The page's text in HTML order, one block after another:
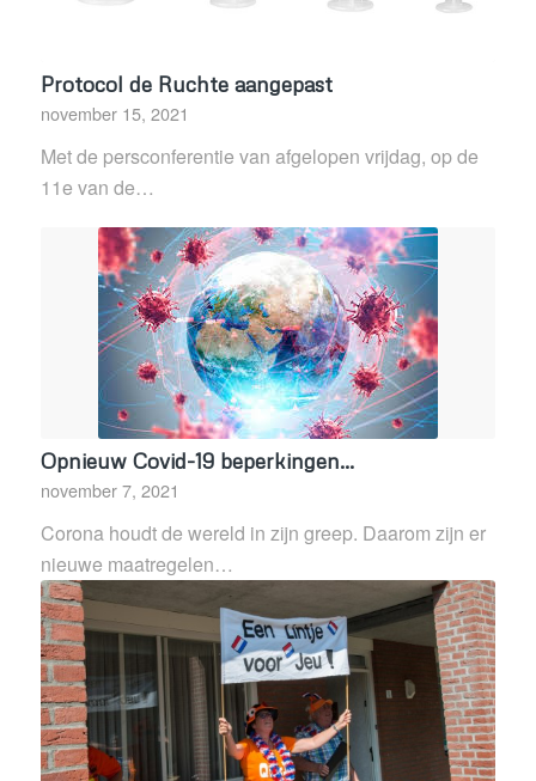
Protocol de Ruchte aangepast
november 15, 2021
Met de persconferentie van afgelopen vrijdag, op de
11e van de…
Opnieuw Covid-19 beperkingen…
november 7, 2021
Corona houdt de wereld in zijn greep. Daarom zijn er
nieuwe maatregelen…